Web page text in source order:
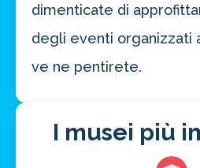
dimenticate di
degli eventi organizzati
ve ne pentirete.
I musei più